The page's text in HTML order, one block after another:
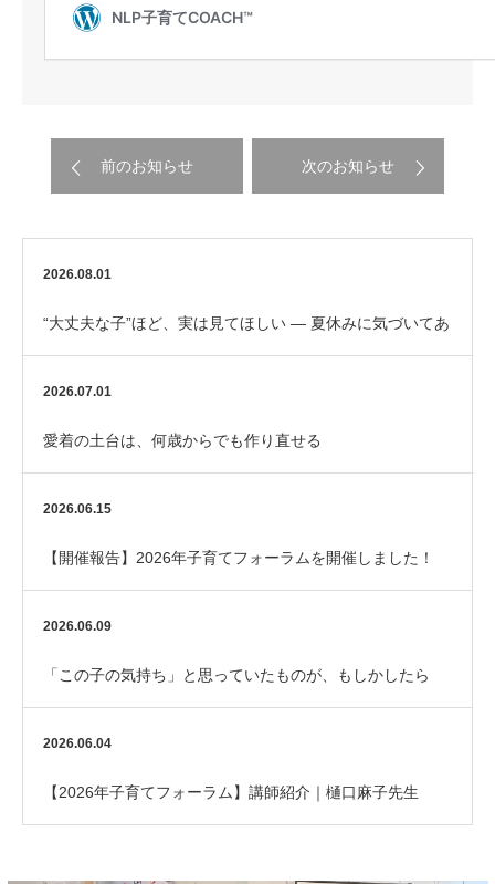
前のお知らせ 次のお知らせ
2026.08.01
“大丈夫な子”ほど、実は見てほしい ― 夏休みに気づいてあ
げたいサイン
2026.07.01
愛着の土台は、何歳からでも作り直せる
2026.06.15
【開催報告】2026年子育てフォーラムを開催しました！
2026.06.09
「この子の気持ち」と思っていたものが、もしかしたら
「私の期待」だったかもしれない
2026.06.04
【2026年子育てフォーラム】講師紹介｜樋口麻子先生